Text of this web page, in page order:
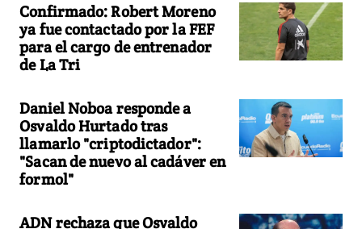
Confirmado: Robert Moreno
ya fue contactado por la FEF
para el cargo de entrenador
de La Tri
Daniel Noboa responde a
Osvaldo Hurtado tras
llamarlo "criptodictador":
"Sacan de nuevo al cadáver en
formol"
ADN rechaza que Osvaldo